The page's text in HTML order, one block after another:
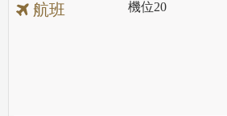
航班 機位20